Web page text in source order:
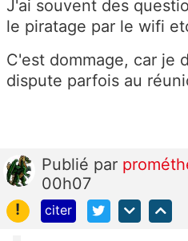
J'ai souvent des
le piratage par le wifi
C'est dommage, car je
dispute parfois au
Publié par
00h07
!
citer